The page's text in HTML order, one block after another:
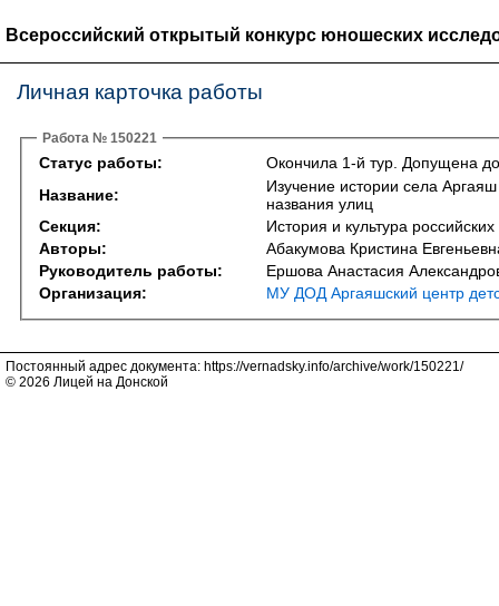
Всероссийский открытый конкурс юношеских
Личная карточка работы
Работа № 150221
Статус работы:
Окончила 1-й тур. Допущена
Название:
Изучение истории села
названия улиц
Секция:
История и культура
Авторы:
Абакумова Кристина
Руководитель работы:
Ершова Анастасия
Организация:
МУ ДОД Аргаяшский центр
Постоянный адрес документа: https://vernadsky.info/archive/work/150221/
© 2026 Лицей на Донской